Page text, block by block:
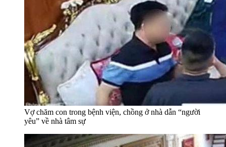
Vợ chăm con trong bệnh viện, chồng ở nhà dẫn “người
yêu” về nhà tâm sự